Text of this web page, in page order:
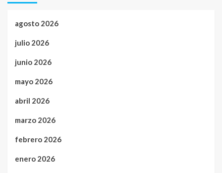
agosto 2026
julio 2026
junio 2026
mayo 2026
abril 2026
marzo 2026
febrero 2026
enero 2026